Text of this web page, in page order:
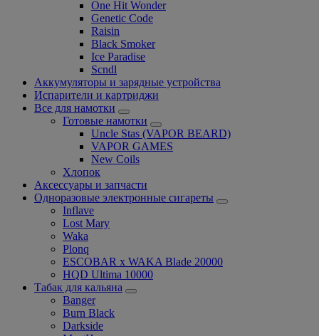
One Hit Wonder
Genetic Code
Raisin
Black Smoker
Ice Paradise
Scndl
Аккумуляторы и зарядные устройства
Испарители и картриджи
Все для намотки
Готовые намотки
Uncle Stas (VAPOR BEARD)
VAPOR GAMES
New Coils
Хлопок
Аксессуары и запчасти
Одноразовые электронные сигареты
Inflave
Lost Mary
Waka
Plonq
ESCOBAR x WAKA Blade 20000
HQD Ultima 10000
Табак для кальяна
Banger
Burn Black
Darkside